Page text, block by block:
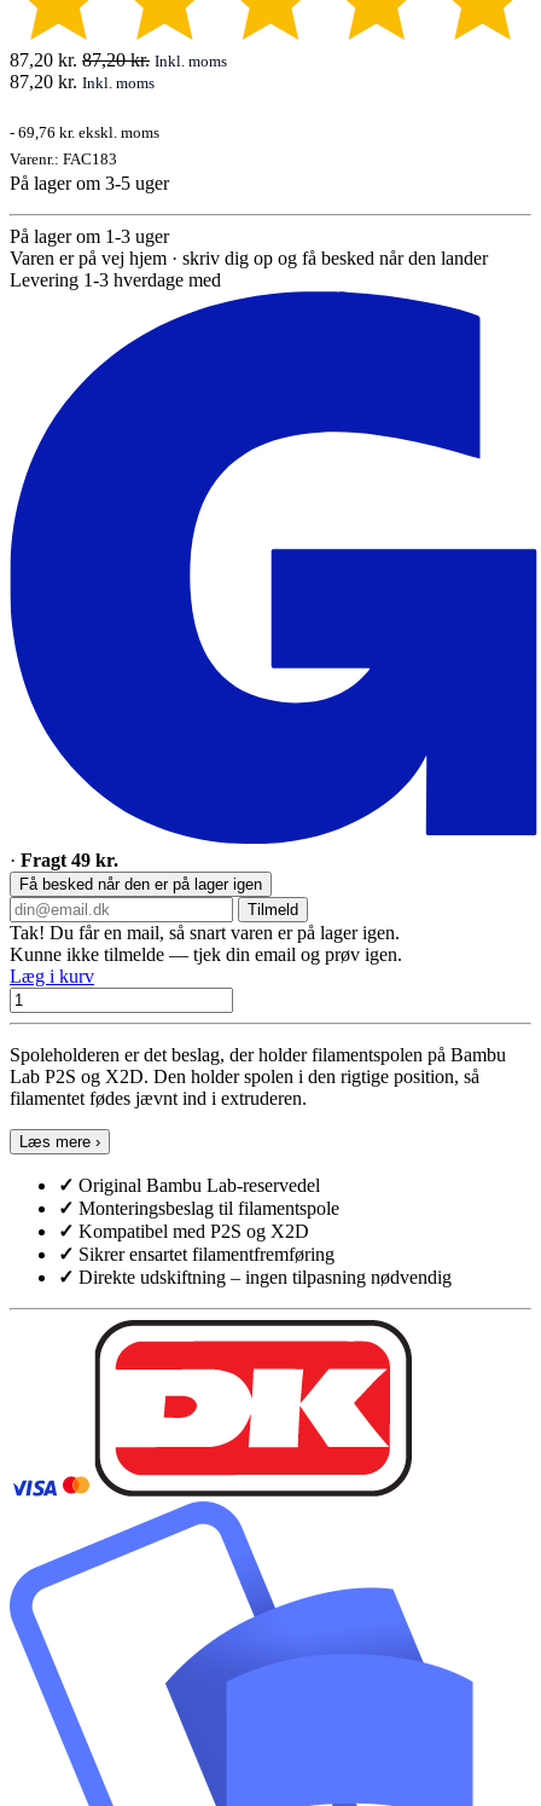
87,20 kr. 87,20kr. Inkl. moms
87,20 kr. Inkl. moms
- 69,76 kr. ekskl. moms
Varenr.: FAC183
På lager om 3-5 uger
På lager om 1-3 uger
Varen er på vej hjem · skriv dig op og få besked når den lander
Levering 1-3 hverdage med
· Fragt 49 kr.
Få besked når den er på lager igen
Tilmeld
Tak! Du får en mail, så snart varen er på lager igen.
Kunne ikke tilmelde — tjek din email og prøv igen.
Læg i kurv
Spoleholderen er det beslag, der holder filamentspolen på Bambu
Lab P2S og X2D. Den holder spolen i den rigtige position, så
filamentet fødes jævnt ind i extruderen.
Læs mere ›
✓ Original Bambu Lab-reservedel
✓ Monteringsbeslag til filamentspole
✓ Kompatibel med P2S og X2D
✓ Sikrer ensartet filamentfremføring
✓ Direkte udskiftning – ingen tilpasning nødvendig